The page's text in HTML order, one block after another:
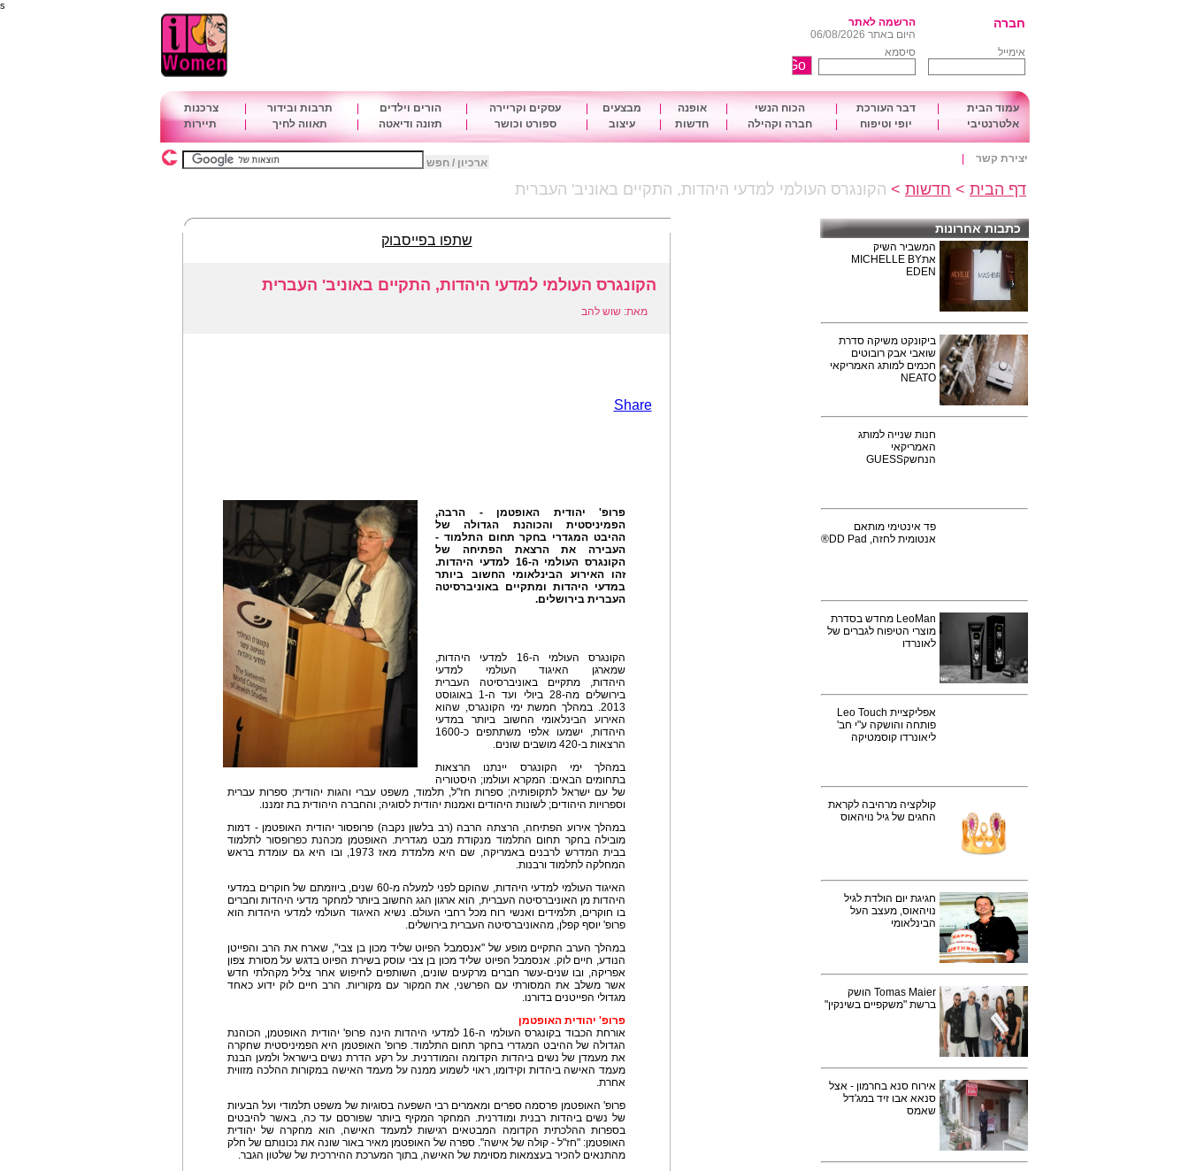
s
חברה
הרשמה לאתר
היום באתר 06/08/2026
אימייל
סיסמא
עמוד הבית דבר העורכת הכוח הנשי אופנה מבצעים עסקים וקריירה הורים וילדים תרבות ובידור
צרכנות
אלטרנטיבי
יופי וטיפוח חברה וקהילה חדשות עיצוב ספורט וכושר תזונה ודיאטה תאווה לחיך תיירות
יצירת קשר ארכיון / חפש
דף הבית > חדשות > הקונגרס העולמי למדעי היהדות, התקיים באוניב' העברית
כתבות אחרונות
המשביר השיק
אתMICHELLE BY
EDEN
ביקונקט משיקה סדרת
שואבי אבק רובוטים
חכמים למותג האמריקאי
NEATO
חנות שנייה למותג
האמריקאי
הנחשקGUESS
פד אינטימי מותאם
אנטומית לחזה, DD Pad®
LeoMan מחדש בסדרת
מוצרי הטיפוח לגברים של
לאונרדו
אפליקציית Leo Touch
פותחה והושקה ע"י חב'
ליאונרדו קוסמטיקה
קולקציה מרהיבה לקראת
החגים של גיל נויהאוס
חגיגת יום הולדת לגיל
נויהאוס, מעצב העל
הבינלאומי
Tomas Maier הושק
ברשת "משקפיים בשינקין"
אירוח סנא בחרמון - אצל
סנאא אבו זיד במג'דל
שאמס
שתפו בפייסבוק
הקונגרס העולמי למדעי היהדות, התקיים באוניב' העברית
מאת: שוש להב
Share
פרופ' יהודית האופטמן - הרבה,
הפמיניסטית והכוהנת הגדולה של
ההיבט המגדרי בחקר תחום התלמוד -
העבירה את הרצאת הפתיחה של
הקונגרס העולמי ה-16 למדעי היהדות.
זהו האירוע הבינלאומי החשוב ביותר
במדעי היהדות ומתקיים באוניברסיטה
העברית בירושלים.
הקונגרס העולמי ה-16 למדעי היהדות,
שמארגן האיגוד העולמי למדעי
היהדות, מתקיים באוניברסיטה העברית
בירושלים מה-28 ביולי ועד ה-1 באוגוסט
2013. במהלך חמשת ימי הקונגרס, שהוא
האירוע הבינלאומי החשוב ביותר במדעי
היהדות, ישמעו אלפי משתתפים כ-1600
הרצאות ב-420 מושבים שונים.
במהלך ימי הקונגרס יינתנו הרצאות
בתחומים הבאים: המקרא ועולמו; היסטוריה
של עם ישראל לתקופותיה; ספרות חז"ל, תלמוד, משפט עברי והגות יהודית; ספרות עברית
וספרויות היהודים; לשונות היהודים ואמנות יהודית לסוגיה; והחברה היהודית בת זמננו.
במהלך אירוע הפתיחה, הרצתה הרבה (רב בלשון נקבה) פרופסור יהודית האופטמן - דמות
מובילה בחקר תחום התלמוד מנקודת מבט מגדרית. האופטמן מכהנת כפרופסור לתלמוד
בבית המדרש לרבנים באמריקה, שם היא מלמדת מאז 1973, ובו היא גם עומדת בראש
המחלקה לתלמוד ורבנות.
האיגוד העולמי למדעי היהדות, שהוקם לפני למעלה מ-60 שנים, ביוזמתם של חוקרים במדעי
היהדות מן האוניברסיטה העברית, הוא ארגון הגג החשוב ביותר למחקר מדעי היהדות וחברים
בו חוקרים, תלמידים ואנשי רוח מכל רחבי העולם. נשיא האיגוד העולמי למדעי היהדות הוא
פרופ' יוסף קפלן, מהאוניברסיטה העברית בירושלים.
במהלך הערב התקיים מופע של "אנסמבל הפיוט שליד מכון בן צבי", שארח את הרב והפייטן
הנודע, חיים לוק. אנסמבל הפיוט שליד מכון בן צבי עוסק בשירת הפיוט בדגש על מסורת צפון
אפריקה, ובו שנים-עשר חברים מרקעים שונים, השותפים לחיפוש אחר צליל מקהלתי חדש
אשר משלב את המסורתי עם הפרשני, את המקור עם מקוריות. הרב חיים לוק ידוע כאחד
מגדולי הפייטנים בדורנו.
פרופ' יהודית האופטמן
אורחת הכבוד בקונגרס העולמי ה-16 למדעי היהדות הינה פרופ' יהודית האופטמן, הכוהנת
הגדולה של ההיבט המגדרי בחקר תחום התלמוד. פרופ' האופטמן היא הפמיניסטית שחקרה
את מעמדן של נשים ביהדות הקדומה והמודרנית. על רקע הדרת נשים בישראל ולמען הבנת
מעמד האישה ביהדות וקידומו, ראוי לשמוע ממנה על מעמד האישה במקורות ההלכה מזווית
אחרת.
פרופ' האופטמן פרסמה ספרים ומאמרים רבי השפעה בסוגיות של משפט תלמודי ועל הבעיות
של נשים ביהדות רבנית ומודרנית. המחקר המקיף ביותר שפורסם עד כה, באשר להיבטים
בספרות ההלכתית הקדומה המבטאים רגישות למעמד האישה, הוא מחקרה של יהודית
האופטמן: "חז"ל - קולה של אישה". ספרה של האופטמן מאיר באור שונה את נכונותם של חלק
מהתנאים להכיר בעצמאות מסוימת של האישה, בתוך המערכת ההיררכית של שלטון הגבר.